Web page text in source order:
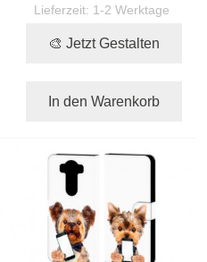
Lieferzeit: 1-2 Werktage
🎨 Jetzt Gestalten
In den Warenkorb